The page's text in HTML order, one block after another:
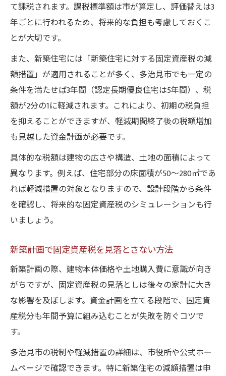
て課税されます。課税標準額は市が算定し、評価替えは3
年ごとに行われるため、将来的な負担も考慮しておくこ
とが大切です。
また、新築住宅には「新築住宅に対する固定資産税の減
額措置」が適用されることが多く、多治見市でも一定の
条件を満たせば3年間（認定長期優良住宅は5年間）、税
額が2分の1に軽減されます。これにより、初期の税負担
を抑えることができますが、軽減期間終了後の税額増加
も見越した資金計画が必要です。
具体的な税額は建物の広さや構造、土地の面積によって
異なります。例えば、住宅部分の床面積が50～280㎡であ
れば軽減措置の対象となりますので、設計段階から条件
を確認し、将来的な固定資産税のシミュレーションも行
いましょう。
新築計画で固定資産税を見落とさない方法
新築計画の際、建物本体価格や土地購入費に意識が向き
がちですが、固定資産税の見落としは後々の家計に大き
な影響を及ぼします。資金計画を立てる段階で、固定資
産税分も年間予算に組み込むことが失敗を防ぐコツで
す。
多治見市の税制や軽減措置の詳細は、市役所や公式ホー
ムページで確認できます。特に新築住宅の減額措置は申